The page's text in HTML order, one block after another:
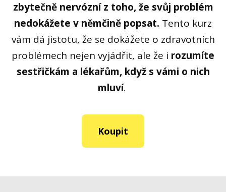
zbytečně nervózní z toho, že svůj problém
nedokážete v němčině popsat. Tento kurz
vám dá jistotu, že se dokážete o zdravotních
problémech nejen vyjádřit, ale že i rozumíte
sestřičkám a lékařům, když s vámi o nich
mluví.
Koupit